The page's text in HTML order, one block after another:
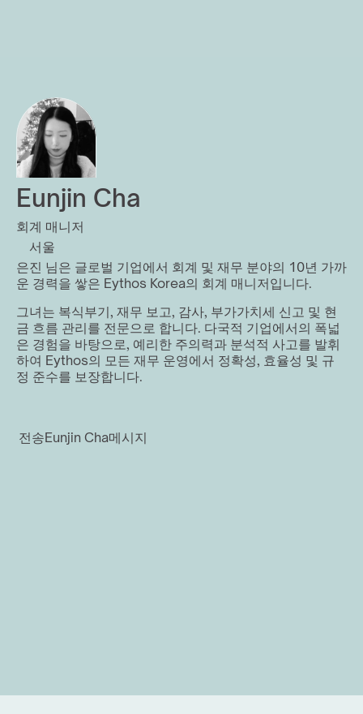
Eunjin Cha
회계 매니저
서울
은진 님은 글로벌 기업에서 회계 및 재무 분야의 10년 가까
운 경력을 쌓은 Eythos Korea의 회계 매니저입니다.
그녀는 복식부기, 재무 보고, 감사, 부가가치세 신고 및 현
금 흐름 관리를 전문으로 합니다. 다국적 기업에서의 폭넓
은 경험을 바탕으로, 예리한 주의력과 분석적 사고를 발휘
하여 Eythos의 모든 재무 운영에서 정확성, 효율성 및 규
정 준수를 보장합니다.
전송Eunjin Cha메시지